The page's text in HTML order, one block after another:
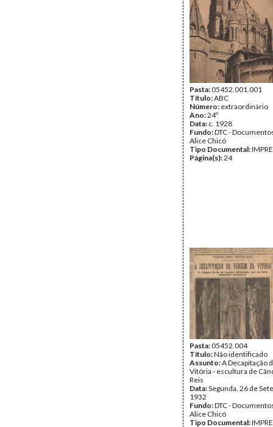
Pasta:05452.001.001
Título:ABC
Número: extraordinário
Ano:24º
Data: c. 1928
Fundo:DTC -
Alice Chicó
Tipo Documental:
Página(s):24
Pasta:05452.004
Título:Não identificado
Assunto:A Decapitação
Vitória - escultura de
Reis
Data:Segunda, 26 de
1932
Fundo:DTC -
Alice Chicó
Tipo Documental: